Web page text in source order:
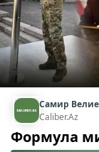
Самир
Caliber.Az
Формула